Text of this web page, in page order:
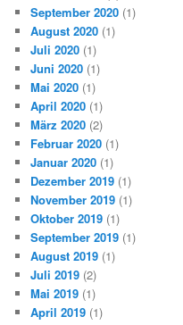
September 2020 (1)
August 2020 (1)
Juli 2020 (1)
Juni 2020 (1)
Mai 2020 (1)
April 2020 (1)
März 2020 (2)
Februar 2020 (1)
Januar 2020 (1)
Dezember 2019 (1)
November 2019 (1)
Oktober 2019 (1)
September 2019 (1)
August 2019 (1)
Juli 2019 (2)
Mai 2019 (1)
April 2019 (1)